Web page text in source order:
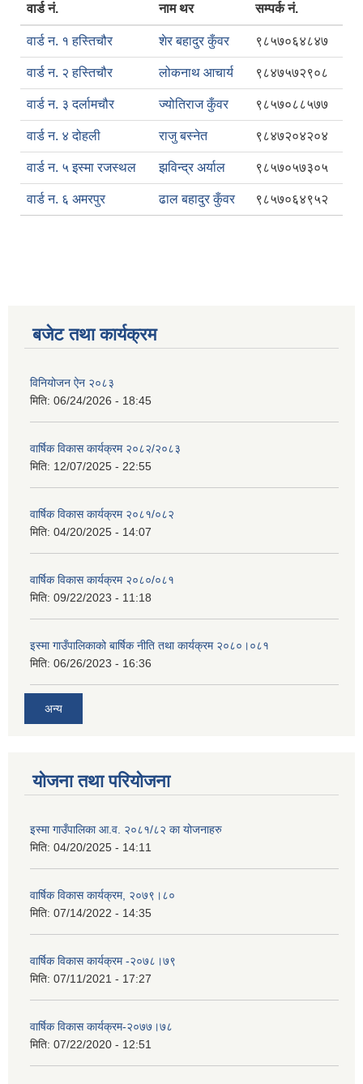
वार्ड नं. नाम थर सम्पर्क नं.
वार्ड न. १ हस्तिचौर शेर बहादुर कुँवर ९८५७०६४८४७
वार्ड न. २ हस्तिचौर लोकनाथ आचार्य ९८४७५७२९०८
वार्ड न. ३ दर्लामचौर ज्योतिराज कुँवर ९८५७०८८५७७
वार्ड न. ४ दोहली राजु बस्नेत ९८४७२०४२०४
वार्ड न. ५ इस्मा रजस्थल झविन्द्र अर्याल ९८५७०५७३०५
वार्ड न. ६ अमरपुर ढाल बहादुर कुँवर ९८५७०६४९५२
बजेट तथा कार्यक्रम
विनियोजन ऐन २०८३
मिति: 06/24/2026 - 18:45
वार्षिक विकास कार्यक्रम २०८२/२०८३
मिति: 12/07/2025 - 22:55
वार्षिक विकास कार्यक्रम २०८१/०८२
मिति: 04/20/2025 - 14:07
वार्षिक विकास कार्यक्रम २०८०/०८१
मिति: 09/22/2023 - 11:18
इस्मा गाउँपालिकाको बार्षिक नीति तथा कार्यक्रम २०८०।०८१
मिति: 06/26/2023 - 16:36
अन्य
योजना तथा परियोजना
इस्मा गाउँपालिका आ.व. २०८१/८२ का योजनाहरु
मिति: 04/20/2025 - 14:11
वार्षिक विकास कार्यक्रम, २०७९।८०
मिति: 07/14/2022 - 14:35
वार्षिक विकास कार्यक्रम -२०७८।७९
मिति: 07/11/2021 - 17:27
वार्षिक विकास कार्यक्रम-२०७७।७८
मिति: 07/22/2020 - 12:51